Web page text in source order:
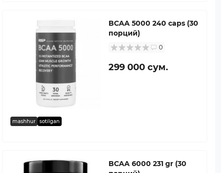
mashhur sotilgan
BCAA 5000 240 caps (30
порций)
0
299 000 сум.
BCAA 6000 231 gr (30